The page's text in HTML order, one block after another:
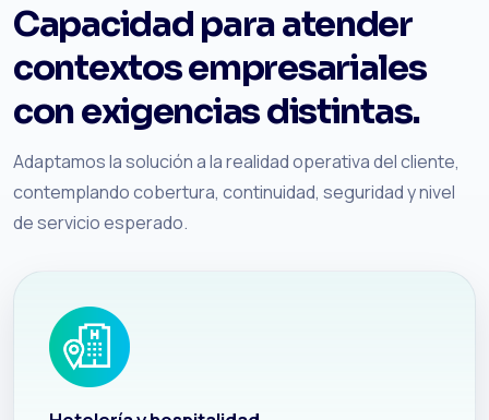
Capacidad para atender
contextos empresariales
con exigencias distintas.
Adaptamos la solución a la realidad operativa del cliente,
contemplando cobertura, continuidad, seguridad y nivel
de servicio esperado.